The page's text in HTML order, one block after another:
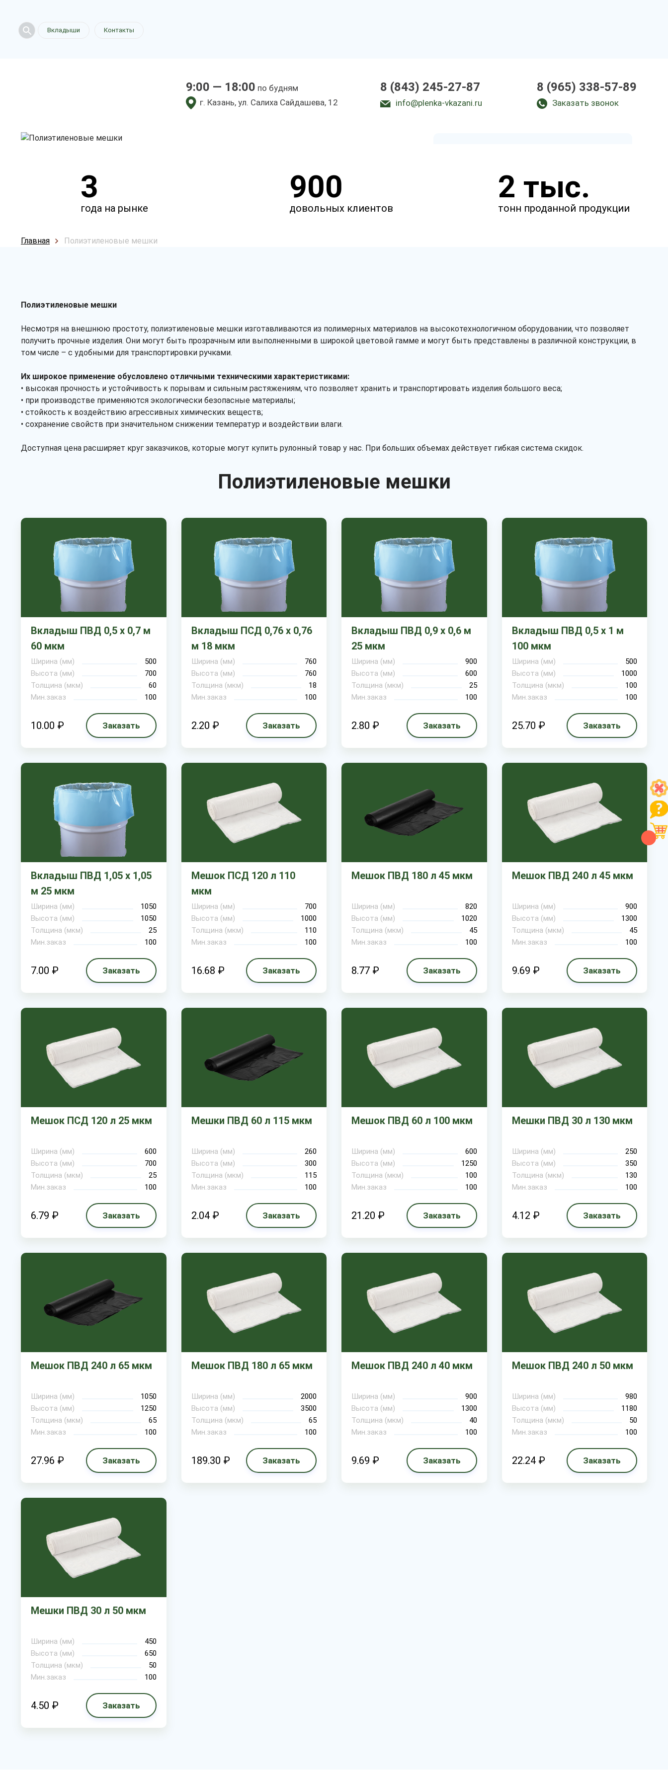
Вкладыши Контакты
9:00 — 18:00 по будням
г. Казань, ул. Салиха Сайдашева, 12
8 (843) 245-27-87
info@plenka-vkazani.ru
8 (965) 338-57-89
Заказать звонок
и через несколько минут наш
менеджер свяжется с вами.
3
года на рынке
900
довольных клиентов
2 тыс.
тонн проданной продукции
Главная Полиэтиленовые мешки
Полиэтиленовые мешки
Несмотря на внешнюю простоту, полиэтиленовые мешки изготавливаются из полимерных материалов на высокотехнологичном оборудовании, что позволяет
получить прочные изделия. Они могут быть прозрачным или выполненными в широкой цветовой гамме и могут быть представлены в различной конструкции, в
том числе – с удобными для транспортировки ручками.
Их широкое применение обусловлено отличными техническими характеристиками:
• высокая прочность и устойчивость к порывам и сильным растяжениям, что позволяет хранить и транспортировать изделия большого веса;
• при производстве применяются экологически безопасные материалы;
• стойкость к воздействию агрессивных химических веществ;
• сохранение свойств при значительном снижении температур и воздействии влаги.
Доступная цена расширяет круг заказчиков, которые могут купить рулонный товар у нас. При больших объемах действует гибкая система скидок.
Полиэтиленовые мешки
Вкладыш ПВД 0,5 х 0,7 м
60 мкм
Ширина (мм)
500
Высота (мм)
700
Толщина (мкм)
60
Мин.заказ
100
10.00 ₽ Заказать
Вкладыш ПСД 0,76 х 0,76
м 18 мкм
Ширина (мм)
760
Высота (мм)
760
Толщина (мкм)
18
Мин.заказ
100
2.20 ₽ Заказать
Вкладыш ПВД 0,9 х 0,6 м
25 мкм
Ширина (мм)
900
Высота (мм)
600
Толщина (мкм)
25
Мин.заказ
100
2.80 ₽ Заказать
Вкладыш ПВД 0,5 х 1 м
100 мкм
Ширина (мм)
500
Высота (мм)
1000
Толщина (мкм)
100
Мин.заказ
100
25.70 ₽ Заказать
Вкладыш ПВД 1,05 х 1,05
м 25 мкм
Ширина (мм)
1050
Высота (мм)
1050
Толщина (мкм)
25
Мин.заказ
100
7.00 ₽ Заказать
Мешок ПСД 120 л 110
мкм
Ширина (мм)
700
Высота (мм)
1000
Толщина (мкм)
110
Мин.заказ
100
16.68 ₽ Заказать
Мешок ПВД 180 л 45 мкм
Ширина (мм)
820
Высота (мм)
1020
Толщина (мкм)
45
Мин.заказ
100
8.77 ₽ Заказать
Мешок ПВД 240 л 45 мкм
Ширина (мм)
900
Высота (мм)
1300
Толщина (мкм)
45
Мин.заказ
100
9.69 ₽ Заказать
Мешок ПСД 120 л 25 мкм
Ширина (мм)
600
Высота (мм)
700
Толщина (мкм)
25
Мин.заказ
100
6.79 ₽ Заказать
Мешки ПВД 60 л 115 мкм
Ширина (мм)
260
Высота (мм)
300
Толщина (мкм)
115
Мин.заказ
100
2.04 ₽ Заказать
Мешок ПВД 60 л 100 мкм
Ширина (мм)
600
Высота (мм)
1250
Толщина (мкм)
100
Мин.заказ
100
21.20 ₽ Заказать
Мешки ПВД 30 л 130 мкм
Ширина (мм)
250
Высота (мм)
350
Толщина (мкм)
130
Мин.заказ
100
4.12 ₽ Заказать
Мешок ПВД 240 л 65 мкм
Ширина (мм)
1050
Высота (мм)
1250
Толщина (мкм)
65
Мин.заказ
100
27.96 ₽ Заказать
Мешок ПВД 180 л 65 мкм
Ширина (мм)
2000
Высота (мм)
3500
Толщина (мкм)
65
Мин.заказ
100
189.30 ₽ Заказать
Мешок ПВД 240 л 40 мкм
Ширина (мм)
900
Высота (мм)
1300
Толщина (мкм)
40
Мин.заказ
100
9.69 ₽ Заказать
Мешок ПВД 240 л 50 мкм
Ширина (мм)
980
Высота (мм)
1180
Толщина (мкм)
50
Мин.заказ
100
22.24 ₽ Заказать
Мешки ПВД 30 л 50 мкм
Ширина (мм)
450
Высота (мм)
650
Толщина (мкм)
50
Мин.заказ
100
4.50 ₽ Заказать